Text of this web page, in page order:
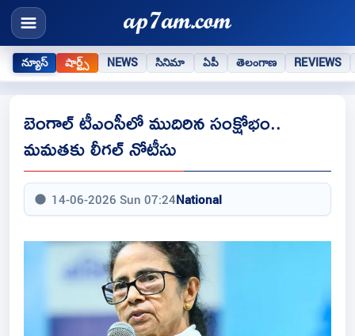
న్యూస్ షార్ట్స్ NEWS సినిమా ఏపీ తెలంగాణ REVIEWS
బెంగాల్ టీఎంసీలో ముదిరిన సంక్షోభం..
మమతకు లీగల్ నోటీసు
14-06-2026 Sun 07:24National